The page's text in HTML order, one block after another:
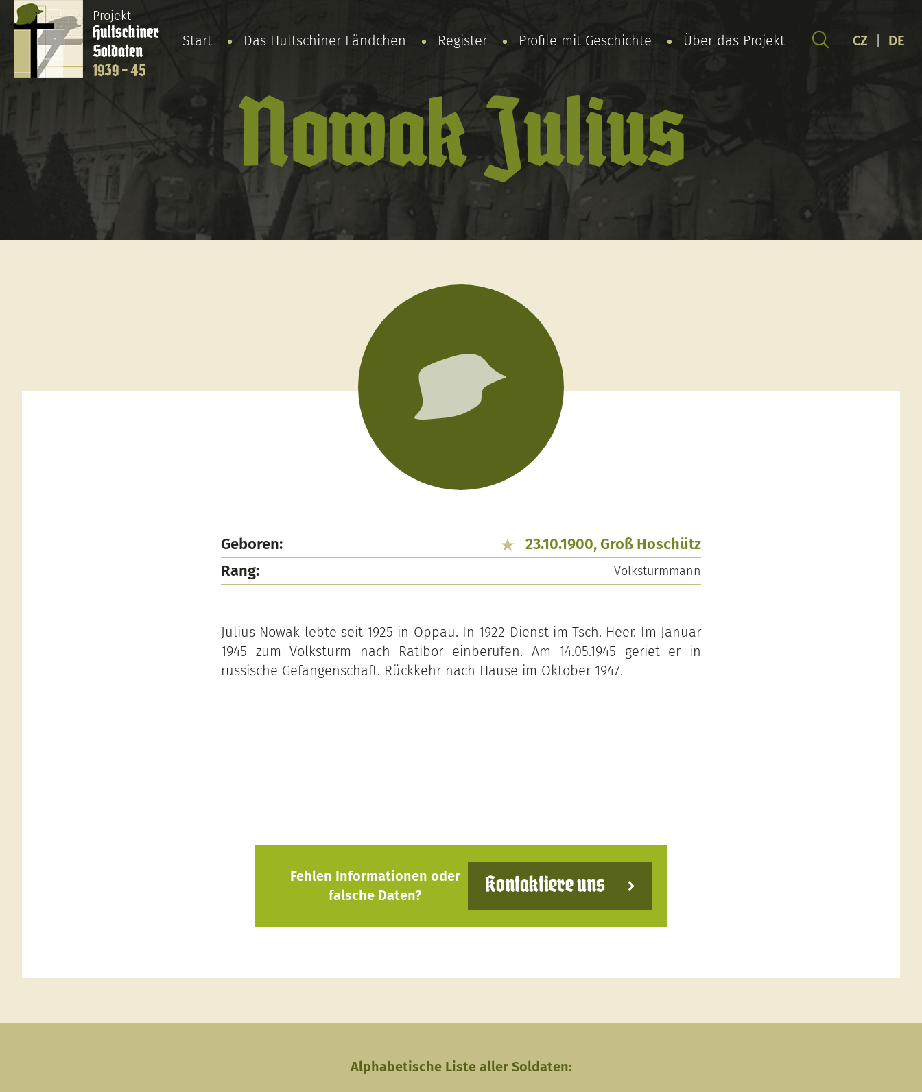
Projekt
Hultschiner
Soldaten
1939 - 45
Start Das Hultschiner Ländchen Register Profile mit Geschichte Über das Projekt CZ DE
Nowak Julius
Geboren:
23.10.1900, Groß Hoschütz
Rang:
Volksturmmann
Julius Nowak lebte seit 1925 in Oppau. In 1922 Dienst im Tsch. Heer. Im Januar
1945 zum Volksturm nach Ratibor einberufen. Am 14.05.1945 geriet er in
russische Gefangenschaft. Rückkehr nach Hause im Oktober 1947.
Fehlen Informationen oder
falsche Daten?
Kontaktiere uns
Alphabetische Liste aller Soldaten: